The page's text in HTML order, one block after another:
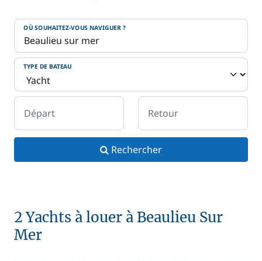
OÙ SOUHAITEZ-VOUS NAVIGUER ?
TYPE DE BATEAU
Départ Retour
Rechercher
2 Yachts à louer à Beaulieu Sur
Mer